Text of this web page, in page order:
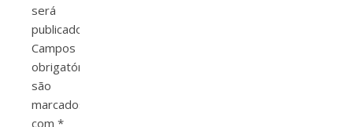
será
publicado.
Campos
obrigatórios
são
marcados
com *